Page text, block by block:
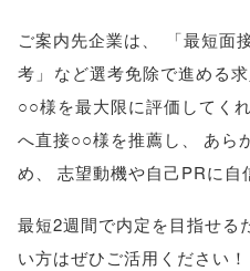
ご案内先企業は、 「最短面
考 」 など選考免除で進める
○○様を最大限に評価してく
へ直接○○様を推薦し 、
あら
め、 志望動機や自己PRに自
最短2週間で内定を目指せる
い方はぜひご活用ください！